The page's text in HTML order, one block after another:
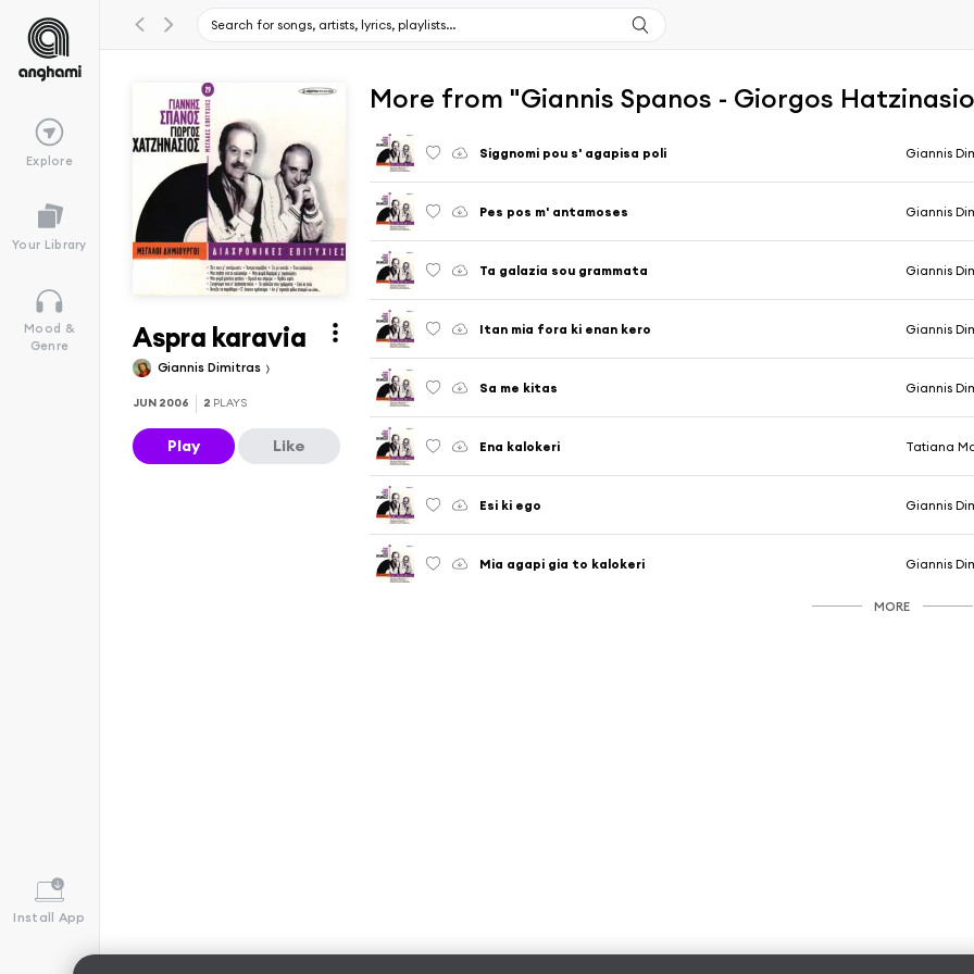
Explore
Your Library
Mood &
Genre
Install App
Aspra karavia
Giannis Dimitras
JUN 2006 2 PLAYS
Play Like
More from "Giannis Spanos - Giorgos
Siggnomi pou s' agapisa poli Giannis
Pes pos m' antamoses Giannis
Ta galazia sou grammata Giannis
Itan mia fora ki enan kero Giannis
Sa me kitas Giannis
Ena kalokeri Tatiana
Esi ki ego Giannis
Mia agapi gia to kalokeri Giannis
MORE